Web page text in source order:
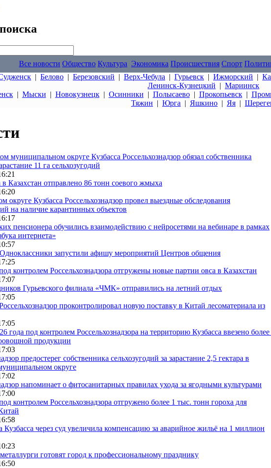
Все новости Общество Культура Экономика Происшествия Спорт
| Белово | Березовский | Верх-Чебула | Гурьевск | Ижморский |
Ленинск-Кузнецкий | Мариинск
| Мыски | Новокузнецк| Осинники | Полысаево| Прокопьевск|
Тяжин | Юрга | Яшкино | Яя |
муниципальном округе Кузбасса Россельхознадзор обязал собственника
11 га сельхозугодий
в Казахстан отправлено 86 тонн соевого жмыха
округе Кузбасса Россельхознадзор провел выездные обследования
на наличие карантинных объектов
пенсионера обучились взаимодействию с нейросетями на вебинаре в рамках
интернета»
запустили афишу мероприятий Центров общения
контролем Россельхознадзора отгружены новые партии овса в Казахстан
Гурьевского филиала «ЧМК» отправились на летний отдых
проконтролировал новую поставку в Китай лесоматериала из
года под контролем Россельхознадзора на территорию Кузбасса ввезено более
продукции
предостерег собственника сельхозугодий за зарастание 2,5 гектара в
округе
напоминает о фитосанитарных правилах ухода за ягодными культурами
контролем Россельхознадзора отгружено более 1 тыс. тонн гороха для
через суд увеличила компенсацию за аварийное жильё на 1 миллион
готовят город к профессиональному празднику